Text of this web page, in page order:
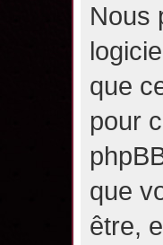
Nous
que
pour
que
être,